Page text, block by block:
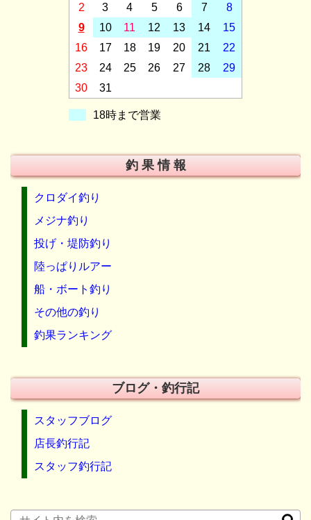
2
3 4 5 6 7
8
9
10 11 12 13 14
15
16
17 18 19 20 21
22
23
24 25 26 27 28
29
30
31
18時まで営業
釣 果 情 報
クロダイ釣り
メジナ釣り
投げ・堤防釣り
陸っぱりルアー
船・ボート釣り
その他の釣り
釣果ランキング
ブログ・釣行記
スタッフブログ
店長釣行記
スタッフ釣行記